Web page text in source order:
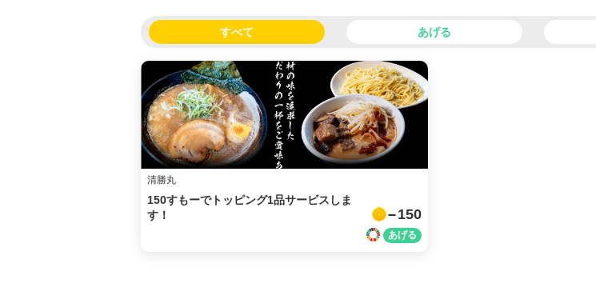
すべて あげる
清勝丸
150すもーでトッピング1品サービスしま
す！
150